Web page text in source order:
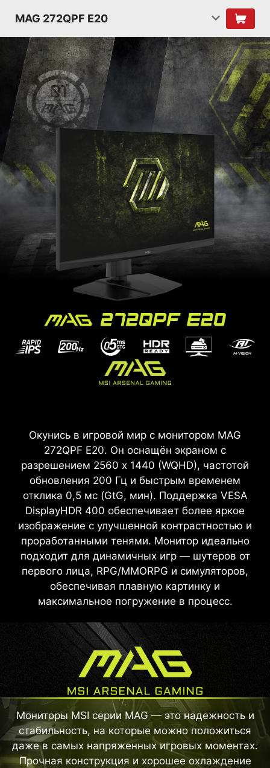
MAG 272QPF E20
Окунись в игровой мир с монитором MAG
272QPF E20. Он оснащён экраном с
разрешением 2560 x 1440 (WQHD), частотой
обновления 200 Гц и быстрым временем
отклика 0,5 мс (GtG, мин). Поддержка VESA
DisplayHDR 400 обеспечивает более яркое
изображение с улучшенной контрастностью и
проработанными тенями. Монитор идеально
подходит для динамичных игр — шутеров от
первого лица, RPG/MMORPG и симуляторов,
обеспечивая плавную картинку и
максимальное погружение в процесс.
Мониторы MSI серии MAG — это надежность и
стабильность, на которые можно положиться
даже в самых напряженных игровых моментах.
Прочная конструкция и хорошее охлаждение